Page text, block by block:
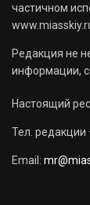
частичном
Редакция не
информации,
Настоящий
Тел. редакции
Email: